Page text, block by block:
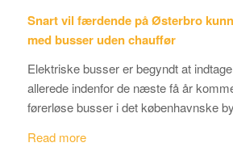
Snart vil færdende på Østerbro
med busser uden chauffør
Elektriske busser er begyndt at
allerede indenfor de næste få år
førerløse busser i det københavnske
Read more